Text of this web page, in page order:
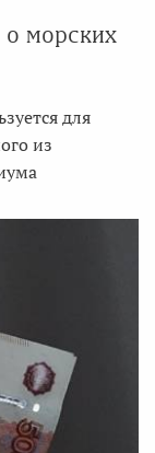
о морских
для
из